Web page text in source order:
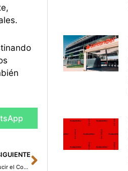
Ahorro por Venganza: La Nueva Tendencia en España Tras Reducir el Consumo
Siguiente